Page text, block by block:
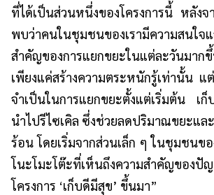
ที่ได้เป็นส่วนหนึ่งของโครงการนี้ หลังจ
พบว่าคนในชุมชนของเรามีความสนใจแ
สำคัญของการแยกขยะในแต่ละวันมา
เพียงแค่สร้างความตระหนักรู้เท่านั้น แ
จำเป็นในการแยกขยะตั้งแต่เริ่มต้น เก็
นำไปรีไซเคิล ซึ่งช่วยลดปริมาณขยะแล
ร้อน โดยเริ่มจากส่วนเล็ก ๆ ในชุมชนข
โนะโมะโต๊ะที่เห็นถึงความสำคัญของปั
โครงการ ‘เก็บดีมีสุข’ ขึ้นมา”